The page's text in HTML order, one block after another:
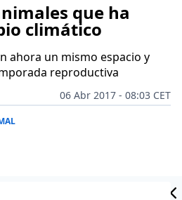
que ha
climático
ahora un mismo espacio y
reproductiva
06 Abr 2017 - 08:03 CET